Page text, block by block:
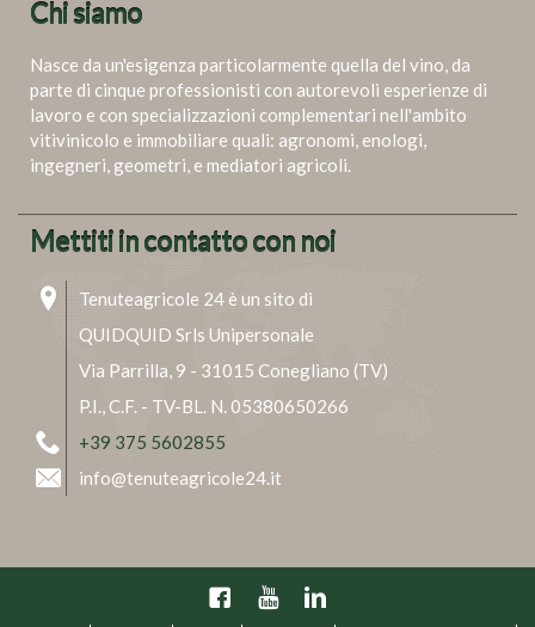
Chi siamo
Nasce da un'esigenza particolarmente quella del vino, da
parte di cinque professionisti con autorevoli esperienze di
lavoro e con specializzazioni complementari nell'ambito
vitivinicolo e immobiliare quali: agronomi, enologi,
ingegneri, geometri, e mediatori agricoli.
Mettiti in contatto con noi
Tenuteagricole 24 è un sito di
QUIDQUID Srls Unipersonale
Via Parrilla, 9 - 31015 Conegliano (TV)
P.I., C.F. - TV-BL. N. 05380650266
+39 375 5602855
info@tenuteagricole24.it